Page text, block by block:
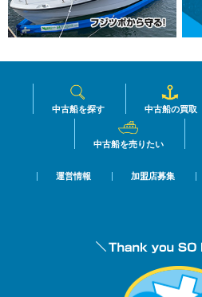
中古船を探す 中古船の買取
中古船を売りたい
運営情報 加盟店募集